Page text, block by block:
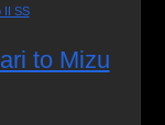
II SS
to Mizu